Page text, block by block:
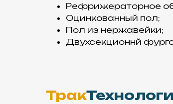
Рефрижераторное
Оцинкованный пол;
Пол из нержавейки;
Двухсекционнй
Трак